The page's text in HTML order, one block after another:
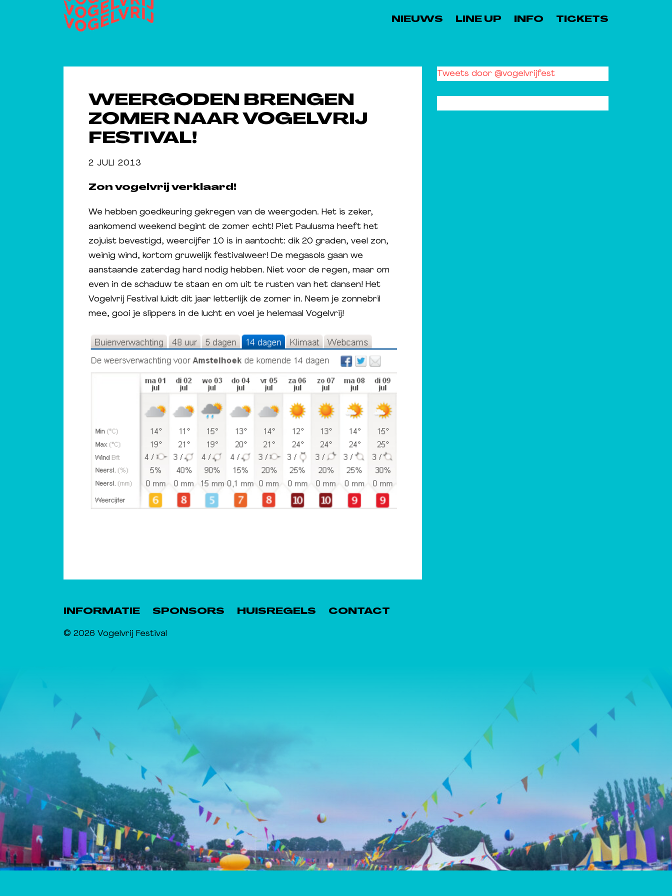
NIEUWS LINE UP INFO TICKETS
WEERGODEN BRENGEN
ZOMER NAAR VOGELVRIJ
FESTIVAL!
2 JULI 2013
Zon vogelvrij verklaard!
We hebben goedkeuring gekregen van de weergoden. Het is zeker,
aankomend weekend begint de zomer echt! Piet Paulusma heeft het
zojuist bevestigd, weercijfer 10 is in aantocht: dik 20 graden, veel zon,
weinig wind, kortom gruwelijk festivalweer! De megasols gaan we
aanstaande zaterdag hard nodig hebben. Niet voor de regen, maar om
even in de schaduw te staan en om uit te rusten van het dansen! Het
Vogelvrij Festival luidt dit jaar letterlijk de zomer in. Neem je zonnebril
mee, gooi je slippers in de lucht en voel je helemaal Vogelvrij!
Tweets door @vogelvrijfest
INFORMATIE SPONSORS HUISREGELS CONTACT
© 2026 Vogelvrij Festival